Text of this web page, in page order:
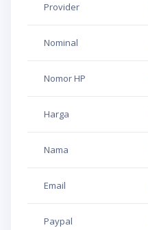
Provider
Nominal
Nomor HP
Harga
Nama
Email
Paypal